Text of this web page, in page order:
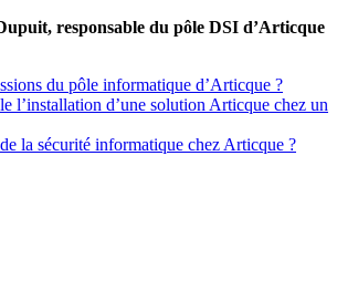
responsable du pôle DSI d’Articque
du pôle informatique d’Articque ?
l’installation d’une solution Articque chez un
la sécurité informatique chez Articque ?